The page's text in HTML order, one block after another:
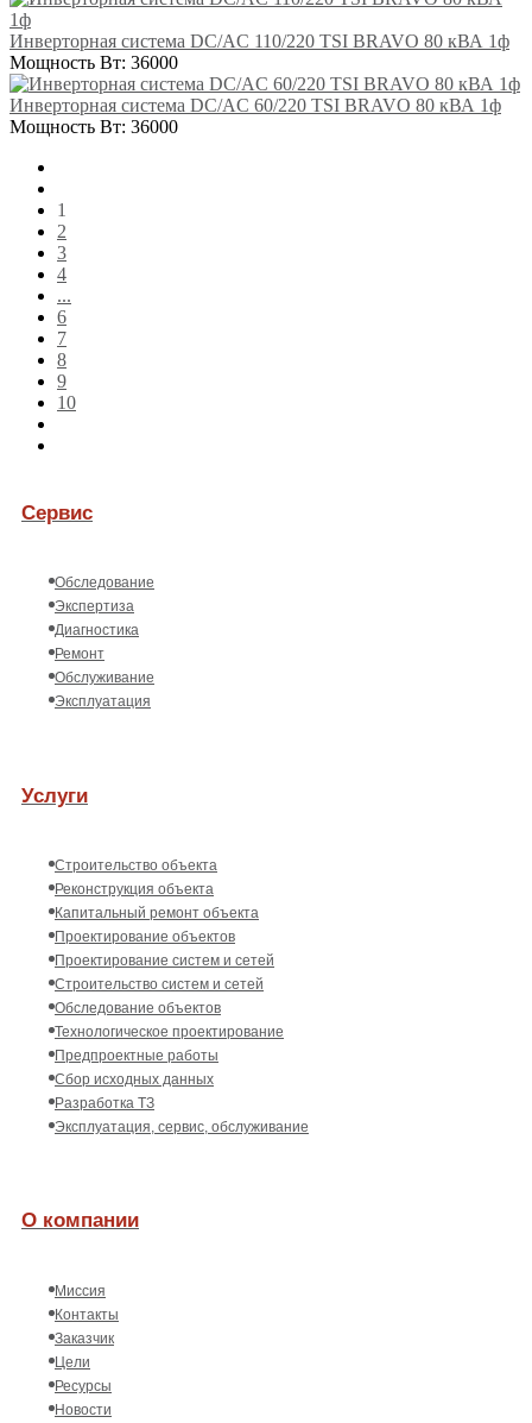
Инверторная система DC/AC 110/220 TSI BRAVO 80 кВА 1ф
Мощность Вт: 36000
Инверторная система DC/AC 60/220 TSI BRAVO 80 кВА 1ф
Мощность Вт: 36000
1
2
3
4
...
6
7
8
9
10
Сервис
Обследование
Экспертиза
Диагностика
Ремонт
Обслуживание
Эксплуатация
Услуги
Строительство объекта
Реконструкция объекта
Капитальный ремонт объекта
Проектирование объектов
Проектирование систем и сетей
Строительство систем и сетей
Обследование объектов
Технологическое проектирование
Предпроектные работы
Сбор исходных данных
Разработка ТЗ
Эксплуатация, сервис, обслуживание
О компании
Миссия
Контакты
Заказчик
Цели
Ресурсы
Новости